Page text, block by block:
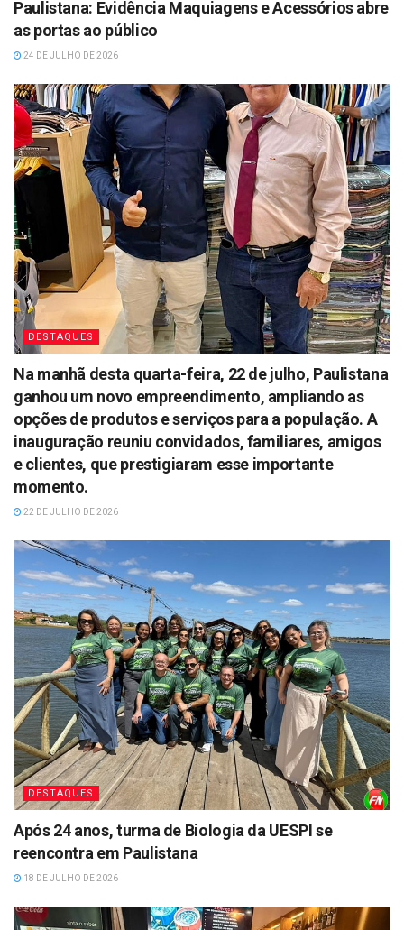
Paulistana: Evidência Maquiagens e Acessórios abre
as portas ao público
24 DE JULHO DE 2026
DESTAQUES
Na manhã desta quarta-feira, 22 de julho, Paulistana
ganhou um novo empreendimento, ampliando as
opções de produtos e serviços para a população. A
inauguração reuniu convidados, familiares, amigos
e clientes, que prestigiaram esse importante
momento.
22 DE JULHO DE 2026
DESTAQUES
Após 24 anos, turma de Biologia da UESPI se
reencontra em Paulistana
18 DE JULHO DE 2026